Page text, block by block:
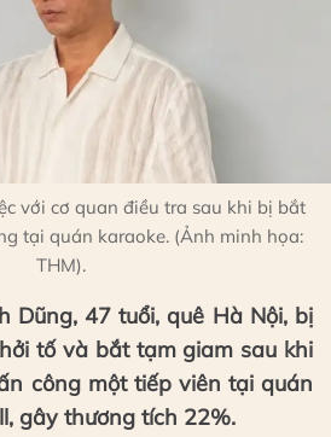
với cơ quan điều tra sau khi bị bắt
tại quán karaoke. (Ảnh minh họa:
THM).
Dũng, 47 tuổi, quê Hà Nội, bị
tố và bắt tạm giam sau khi
công một tiếp viên tại quán
gây thương tích 22%.